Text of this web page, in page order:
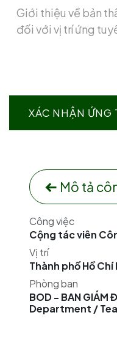
XÁC NHẬN ỨNG
Mô tả
Công việc
Cộng tác viên
Vị trí
Thành phố Hồ Chí
Phòng ban
BOD - BAN GIÁM
Department /